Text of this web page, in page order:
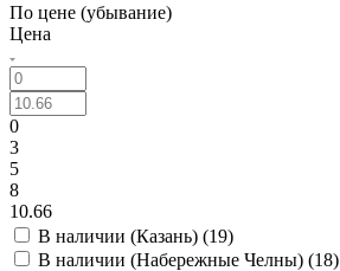
По цене (убывание)
Цена
0
3
5
8
10.66
В наличии (Казань) (19)
В наличии (Набережные Челны) (18)